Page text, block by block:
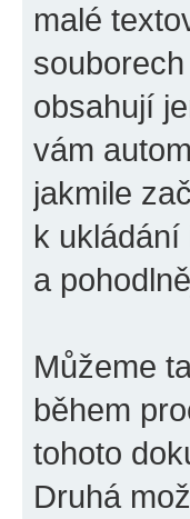
malé
obsahují
vám
jakmile
k
a
Můžeme
během
tohoto
Druhá